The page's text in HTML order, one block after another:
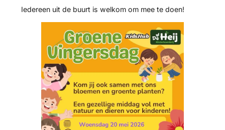
Iedereen uit de buurt is welkom om mee te doen!